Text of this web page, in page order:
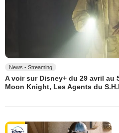
News - Streaming
A voir sur Disney+ du 29 avril au
Moon Knight, Les Agents du